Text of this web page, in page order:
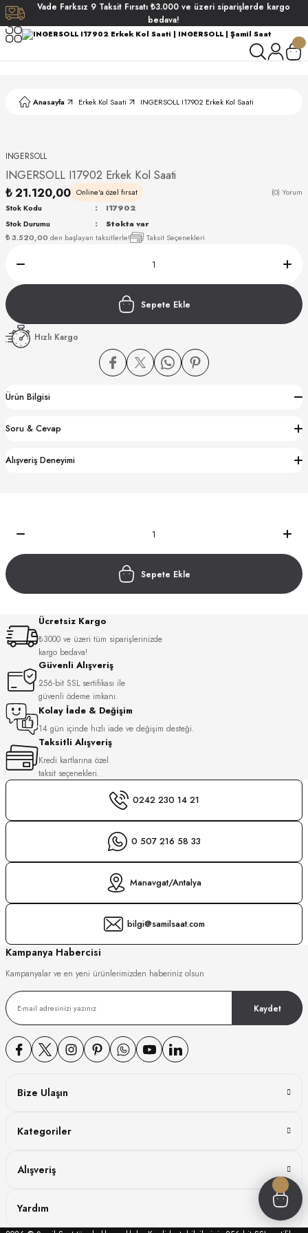
Vade Farksız 9 Taksit Fırsatı ₺3.000 ve üzeri siparişlerde kargo
bedava!
Anasayfa Erkek Kol Saati INGERSOLL I17902 Erkek Kol Saati
INGERSOLL
INGERSOLL I17902 Erkek Kol Saati
₺ 21.120,00 Online'a özel fırsat (0) Yorum
₺ 3.520,00 den başlayan taksitlerle! Taksit Seçenekleri
Stok Kodu
I17902
Stok Durumu
Stokta var
Sepete Ekle
Hızlı Kargo
Ürün Bilgisi
Soru & Cevap
Alışveriş Deneyimi
Sepete Ekle
Ücretsiz Kargo
₺3000 ve üzeri tüm siparişlerinizde
kargo bedava!
Güvenli Alışveriş
256-bit SSL sertifikası ile
güvenli ödeme imkanı.
Kolay İade & Değişim
14 gün içinde hızlı iade ve değişim desteği.
Taksitli Alışveriş
Kredi kartlarına özel
taksit seçenekleri.
0242 230 14 21
0 507 216 58 33
Manavgat/Antalya
bilgi@samilsaat.com
Kampanya Habercisi
Kampanyalar ve en yeni ürünlerimizden haberiniz olsun
Kaydet
Bize Ulaşın
Kategoriler
Alışveriş
Yardım
WATCH
WATCH